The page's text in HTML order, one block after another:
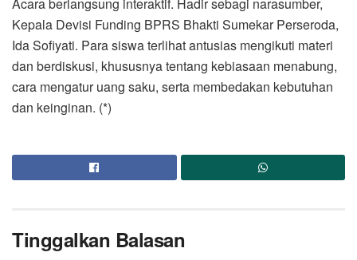
Kepala Devisi Funding BPRS Bhakti Sumekar Perseroda,
Ida Sofiyati. Para siswa terlihat antusias mengikuti materi
dan berdiskusi, khususnya tentang kebiasaan menabung,
cara mengatur uang saku, serta membedakan kebutuhan
dan keinginan. (*)
Tinggalkan Balasan